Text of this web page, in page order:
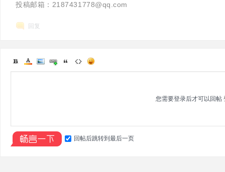
投稿邮箱：2187431778@qq.com
回复
您需要登录后才可以回帖
回帖后跳转到最后一页